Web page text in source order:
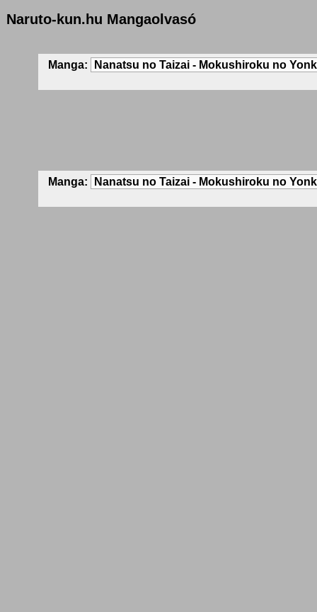
Naruto-kun.hu Mangaolvasó
Manga:
Manga: